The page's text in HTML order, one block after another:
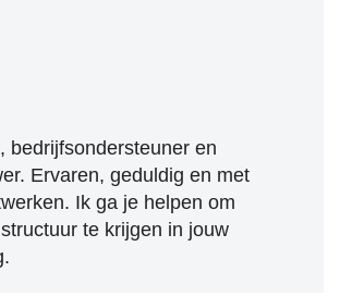
bedrijfsondersteuner en
Ervaren, geduldig en met
Ik ga je helpen om
te krijgen in jouw